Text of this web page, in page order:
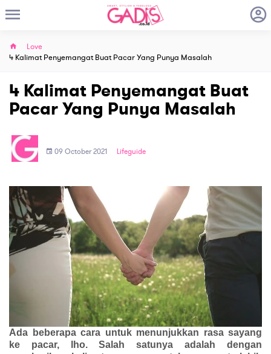
Love
4 Kalimat Penyemangat Buat Pacar Yang Punya Masalah
4 Kalimat Penyemangat Buat
Pacar Yang Punya Masalah
09 October 2021 Lifeguide
Ada beberapa cara untuk menunjukkan rasa sayang
ke pacar, lho. Salah satunya adalah dengan